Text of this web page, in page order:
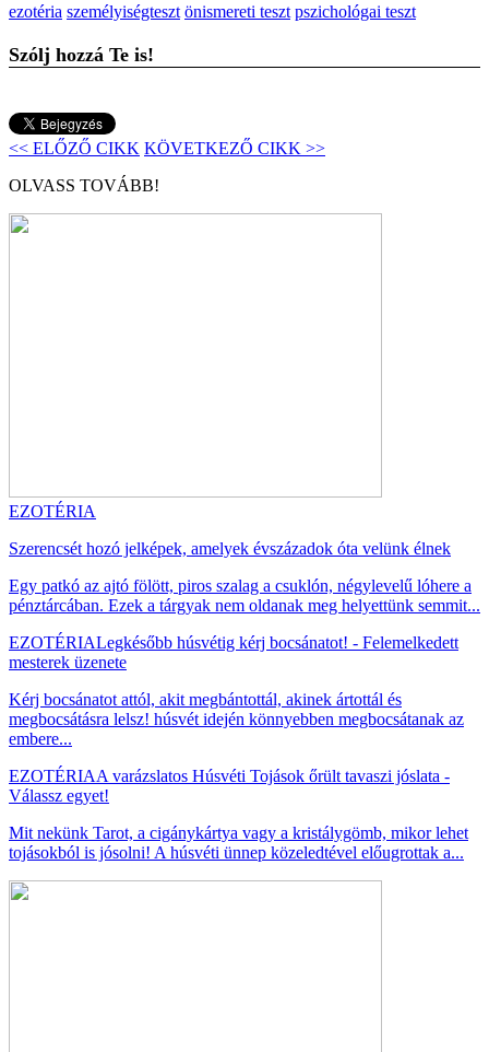
ezotéria személyiségteszt önismereti teszt pszichológai teszt
Szólj hozzá Te is!
<< ELŐZŐ CIKK KÖVETKEZŐ CIKK >>
OLVASS TOVÁBB!
EZOTÉRIA
Szerencsét hozó jelképek, amelyek évszázadok óta velünk élnek
Egy patkó az ajtó fölött, piros szalag a csuklón, négylevelű lóhere a
pénztárcában. Ezek a tárgyak nem oldanak meg helyettünk semmit...
EZOTÉRIALegkésőbb húsvétig kérj bocsánatot! - Felemelkedett
mesterek üzenete
Kérj bocsánatot attól, akit megbántottál, akinek ártottál és
megbocsátásra lelsz! húsvét idején könnyebben megbocsátanak az
embere...
EZOTÉRIAA varázslatos Húsvéti Tojások őrült tavaszi jóslata -
Válassz egyet!
Mit nekünk Tarot, a cigánykártya vagy a kristálygömb, mikor lehet
tojásokból is jósolni! A húsvéti ünnep közeledtével előugrottak a...